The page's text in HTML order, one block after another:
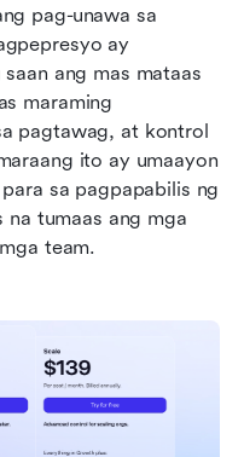
pag-unawa sa
ay
ang mas mataas
pagtawag, at kontrol
ito ay umaayon
sa pagpapabilis ng
na tumaas ang mga
team.